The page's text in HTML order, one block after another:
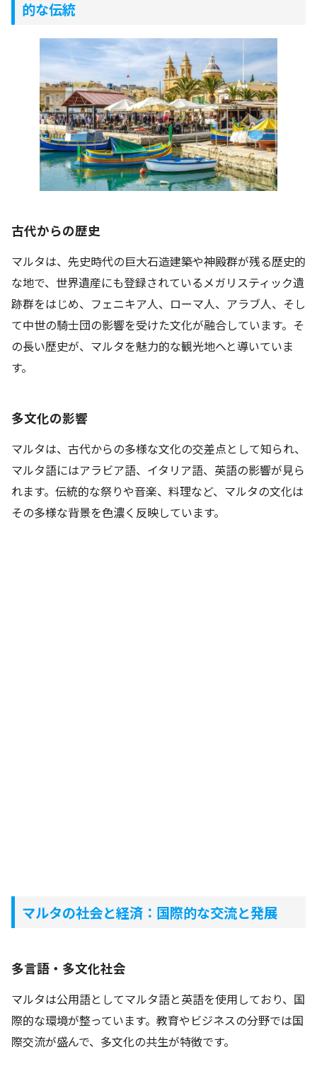
的な伝統
古代からの歴史
マルタは、先史時代の巨大石造建築や神殿群が残る歴史的
な地で、世界遺産にも登録されているメガリスティック遺
跡群をはじめ、フェニキア人、ローマ人、アラブ人、そし
て中世の騎士団の影響を受けた文化が融合しています。そ
の長い歴史が、マルタを魅力的な観光地へと導いていま
す。
多文化の影響
マルタは、古代からの多様な文化の交差点として知られ、
マルタ語にはアラビア語、イタリア語、英語の影響が見ら
れます。伝統的な祭りや音楽、料理など、マルタの文化は
その多様な背景を色濃く反映しています。
マルタの社会と経済：国際的な交流と発展
多言語・多文化社会
マルタは公用語としてマルタ語と英語を使用しており、国
際的な環境が整っています。教育やビジネスの分野では国
際交流が盛んで、多文化の共生が特徴です。